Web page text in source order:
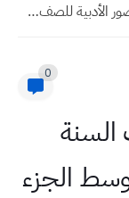
الامتحان التفاعلي الادب ونشأته للصف الثالث المتوسط مادة العربي
0
الجزء